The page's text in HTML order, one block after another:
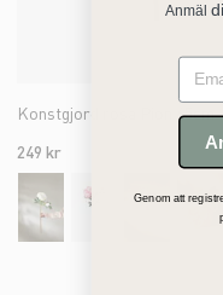
Konstgjord rosa Pion 65cm
249 kr
Anmäl
Email
Genom att